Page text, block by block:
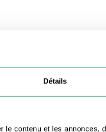
Détails
le contenu et les annonces,